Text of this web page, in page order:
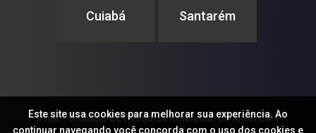
Cuiabá Santarém
IPAM – Instituto de Pesquisa Ambiental da Amazônia
Este site usa cookies para melhorar sua experiência. Ao
continuar navegando você concorda com o uso dos cookies e